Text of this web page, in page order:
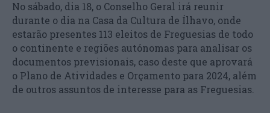
No sábado, dia 18, o Conselho Geral irá reunir
durante o dia na Casa da Cultura de Ílhavo, onde
estarão presentes 113 eleitos de Freguesias de todo
o continente e regiões autónomas para analisar os
documentos previsionais, caso deste que aprovará
o Plano de Atividades e Orçamento para 2024, além
de outros assuntos de interesse para as Freguesias.